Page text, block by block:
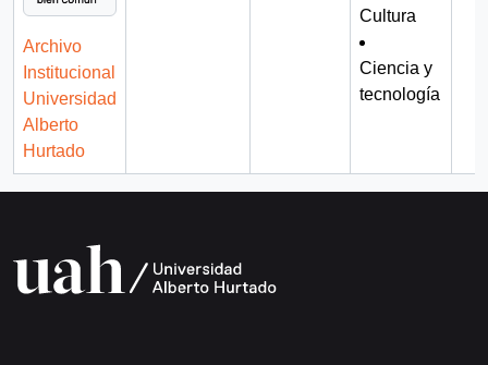
Archivo
Institucional
Universidad
Alberto
Hurtado
Cultura
Ciencia y
tecnología